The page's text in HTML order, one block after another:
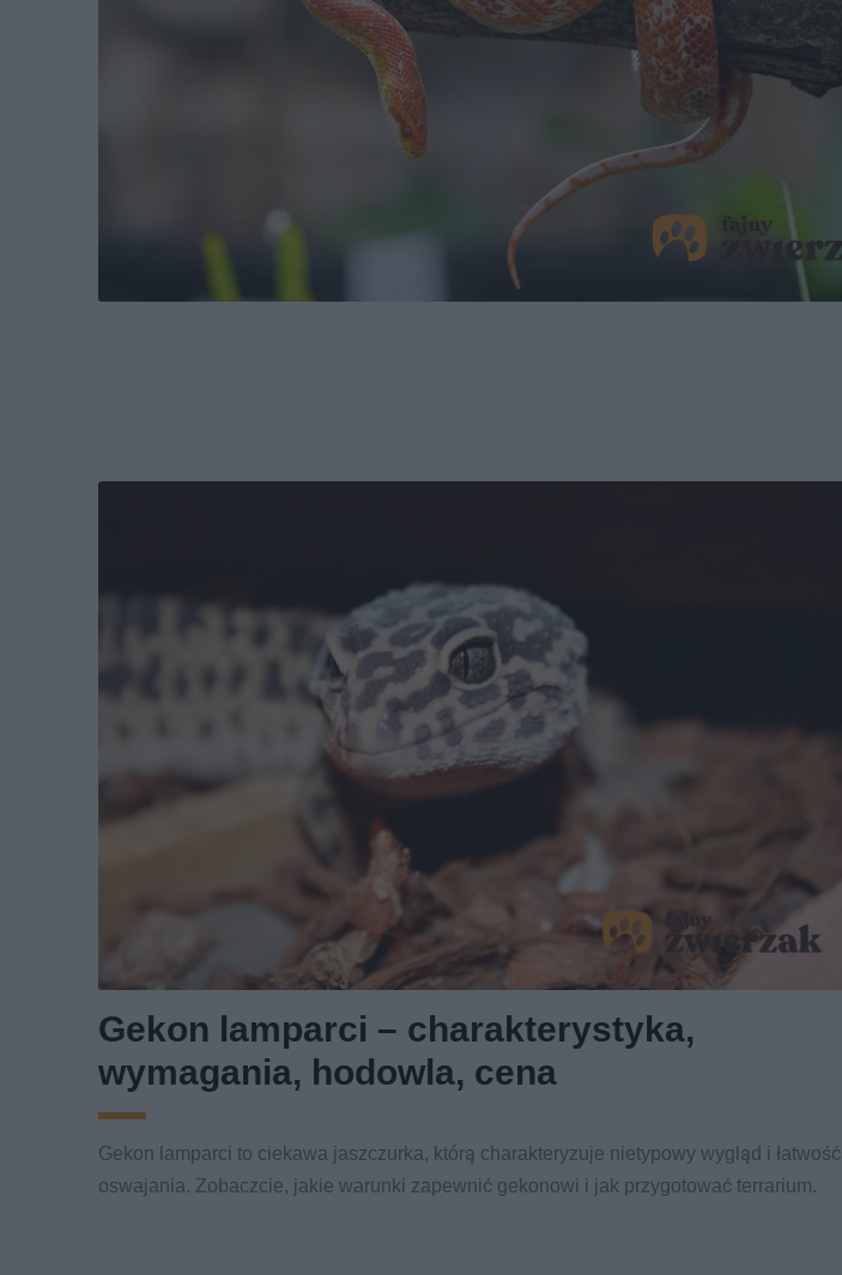
Gekon lamparci – charakterystyka,
wymagania, hodowla, cena
Gekon lamparci to ciekawa jaszczurka, którą charakteryzuje nietypowy wygląd i łatwość
oswajania. Zobaczcie, jakie warunki zapewnić gekonowi i jak przygotować terrarium.